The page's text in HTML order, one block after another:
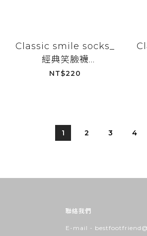
Classic smile socks_
經典笑臉襪
_BK_BF25099
NT$220
1 2 3 4
聯絡我們
E-mail -